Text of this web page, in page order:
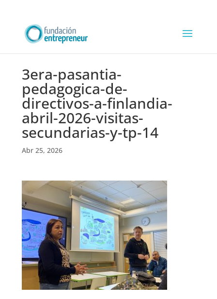
3era-pasantia-
pedagogica-de-
directivos-a-finlandia-
abril-2026-visitas-
secundarias-y-tp-14
Abr 25, 2026